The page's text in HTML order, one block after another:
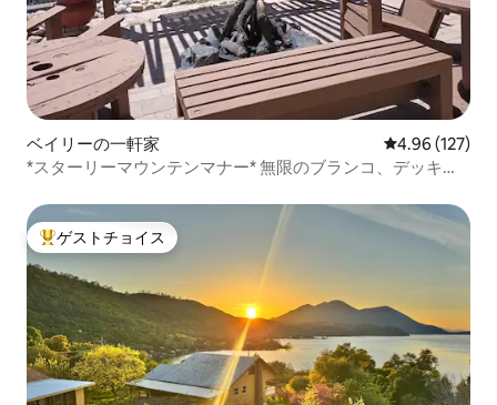
ベイリーの一軒家 レビュー127
4.96 (127)
*スターリーマウンテンマナー* 無限のブランコ、デッキ、
大好評のゲストチョイスです。
ゲストチョイス